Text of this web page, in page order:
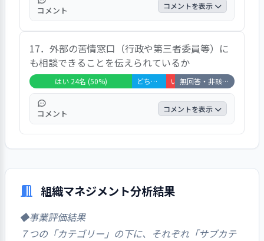
コメント コメントを表示
7割以上の回答者が「はい」としている。要
望を伝えた時に迅速に対応してくれたことに
感謝を述べるコメントがあった。
17．外部の苦情窓口（行政や第三者委員等）に
も相談できることを伝えられているか
はい 24名 (50%) どちらともいえない 8名 (17%) いいえ 2名 (4%)無回答・非該当 14名 (29%)
コメント コメントを表示
半数の回答者が「はい」としている。特に目
立つコメントはなかった。
組織マネジメント分析結果
◆事業評価結果
７つの「カテゴリー」の下に、それぞれ「サブカテ